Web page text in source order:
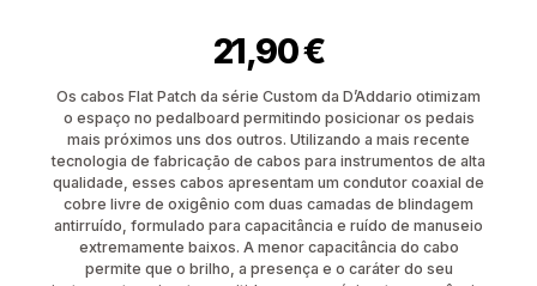
21,90€
Os cabos Flat Patch da série Custom da D’Addario otimizam
o espaço no pedalboard permitindo posicionar os pedais
mais próximos uns dos outros. Utilizando a mais recente
tecnologia de fabricação de cabos para instrumentos de alta
qualidade, esses cabos apresentam um condutor coaxial de
cobre livre de oxigênio com duas camadas de blindagem
antirruído, formulado para capacitância e ruído de manuseio
extremamente baixos. A menor capacitância do cabo
permite que o brilho, a presença e o caráter do seu
204OS